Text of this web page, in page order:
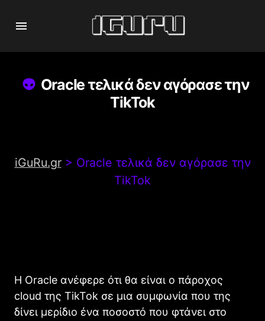
Oracle τελικά δεν αγόρασε την
TikTok
iGuRu.gr> Oracle τελικά δεν αγόρασε την
TikTok
Η Oracle ανέφερε ότι θα είναι ο πάροχος
cloud της TikTok σε μια συμφωνία που της
δίνει μερίδιο ένα ποσοστό που φτάνει στο